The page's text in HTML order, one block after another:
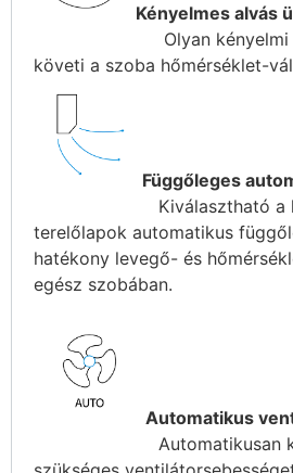
Kényelmes alvás
Olyan kényelmi
követi a szoba hőmérséklet-
Függőleges
Kiválasztható a
terelőlapok automatikus
hatékony levegő- és
egész szobában.
Automatikus
Automatikusan